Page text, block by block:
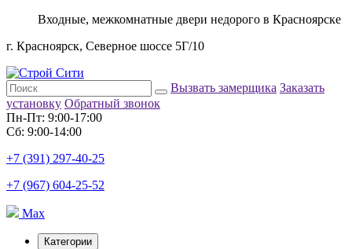
Входные, межкомнатные двери недорого в Красноярске
г. Красноярск, Северное шоссе 5Г/10
Вызвать замерщика Заказать
установку Обратный звонок
Пн-Пт: 9:00-17:00
Сб: 9:00-14:00
+7 (391) 297-40-25
+7 (967) 604-25-52
Max
Категории